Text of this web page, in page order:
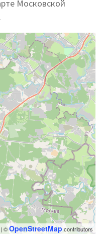
Московской
| ©OpenStreetMap contributors